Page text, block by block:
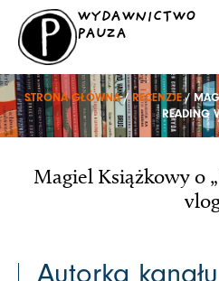
Przejdź
treści
WYDAWNICTWO
PAUZA
STRONA GŁÓWNA/RECENZJE/
READING
Magiel Książkowy o
Autorka